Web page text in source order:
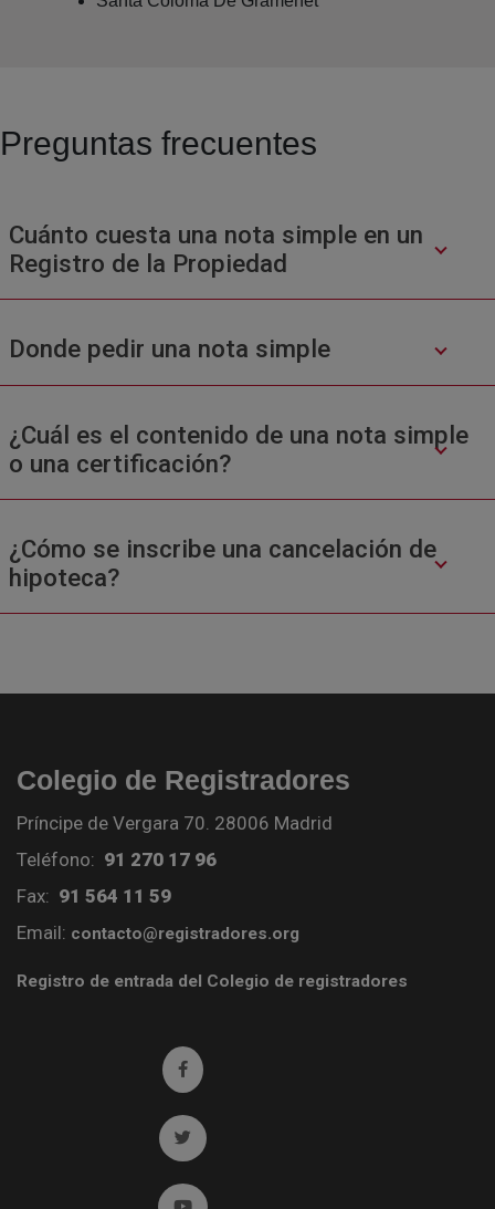
Preguntas frecuentes
Cuánto cuesta una nota simple en un
Registro de la Propiedad
Donde pedir una nota simple
¿Cuál es el contenido de una nota simple
o una certificación?
¿Cómo se inscribe una cancelación de
hipoteca?
Colegio de Registradores
Príncipe de Vergara 70. 28006 Madrid
Teléfono: 91 270 17 96
Fax: 91 564 11 59
Email: contacto@registradores.org
Registro de entrada del Colegio de registradores
Ir a facebook (abre en ventana nueva)
Ir a twitter (abre en ventana nueva)